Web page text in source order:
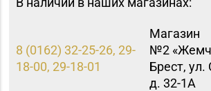
8 (0162) 32-25-26, 29-
18-00, 29-18-01
Магазин
№2
Брест, ул.
д. 32-1А